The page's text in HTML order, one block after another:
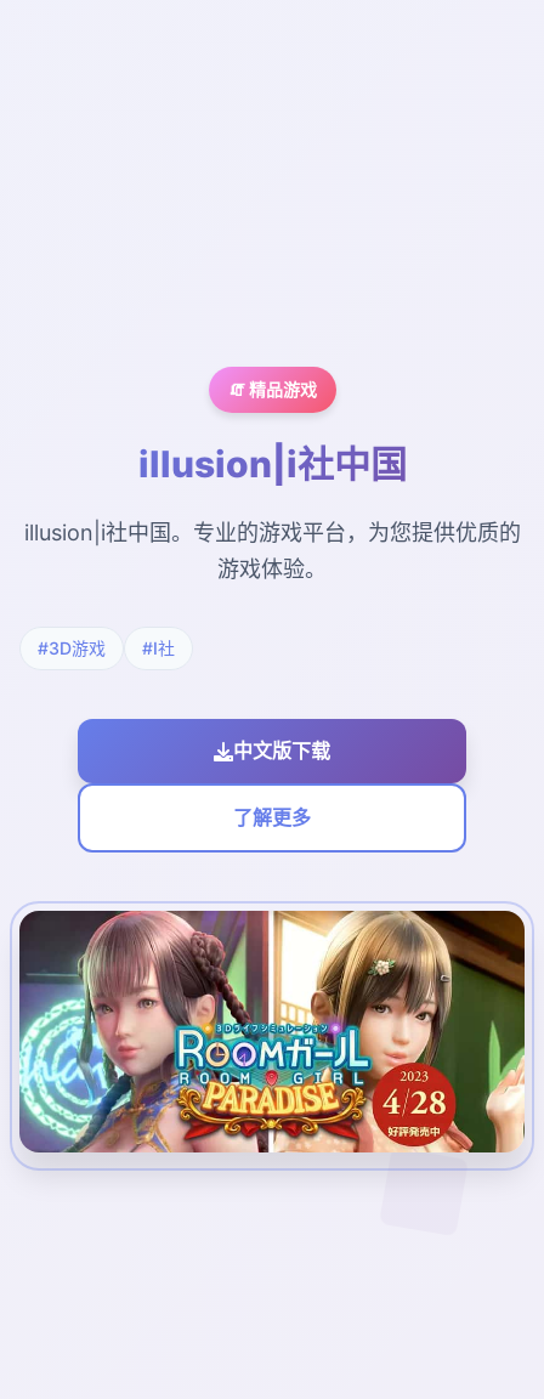
🧯 精品游戏
illusion|i社中国
illusion|i社中国。专业的游戏平台，为您提供优质的
游戏体验。
#3D游戏 #I社
中文版下载
了解更多